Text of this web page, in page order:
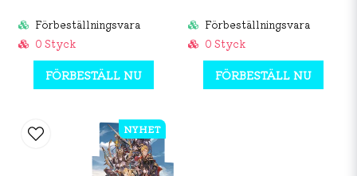
Förbeställningsvara
0 Styck
FÖRBESTÄLL NU
Förbeställningsvara
0 Styck
FÖRBESTÄLL NU
NYHET